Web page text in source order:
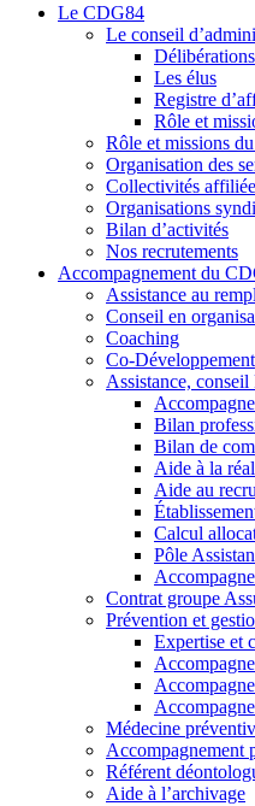
Le CDG84
Le conseil
Délibérations
Les élus
Registre
Rôle et
Rôle et missions
Organisation des
Collectivités
Organisations
Bilan d’activités
Nos recrutements
Accompagnement du
Assistance au
Conseil en
Coaching
Co-Développement
Assistance, conseil
Bilan
Bilan de
Aide à la
Aide au
Calcul
Pôle
Contrat groupe
Prévention et
Expertise et
Médecine
Accompagnement
Référent
Aide à l’archivage